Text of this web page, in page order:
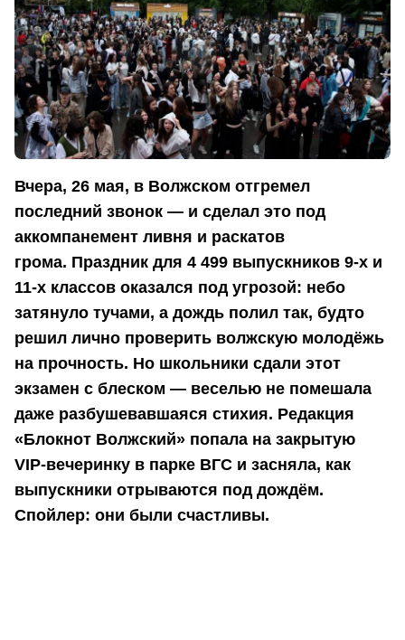
Вчера, 26 мая, в Волжском отгремел
последний звонок — и сделал это под
аккомпанемент ливня и раскатов
грома. Праздник для 4 499 выпускников 9-х и
11-х классов оказался под угрозой: небо
затянуло тучами, а дождь полил так, будто
решил лично проверить волжскую молодёжь
на прочность. Но школьники сдали этот
экзамен с блеском — веселью не помешала
даже разбушевавшаяся стихия. Редакция
«Блокнот Волжский» попала на закрытую
VIP-вечеринку в парке ВГС и засняла, как
выпускники отрываются под дождём.
Спойлер: они были счастливы.